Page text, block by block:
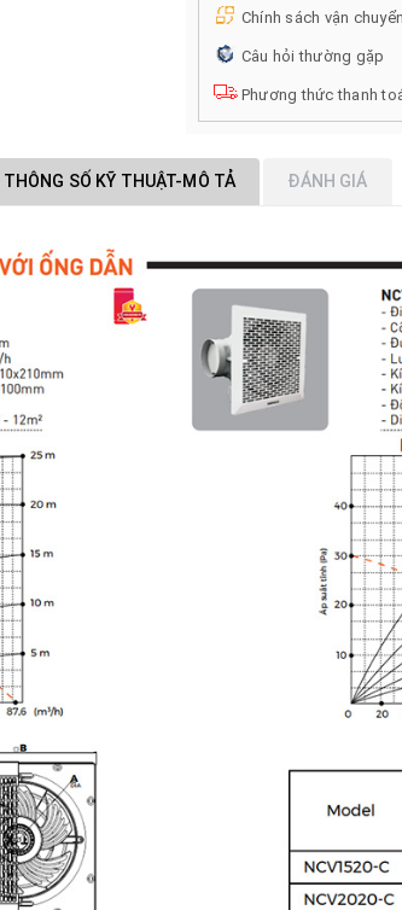
Chính sách vận chuyển
Câu hỏi thường gặp
Phương thức thanh
THÔNG SỐ KỸ THUẬT-MÔ TẢ ĐÁNH GIÁ